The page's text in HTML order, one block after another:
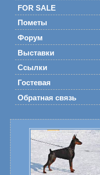
FOR SALE
Пометы
Форум
Выставки
Ссылки
Гостевая
Обратная связь